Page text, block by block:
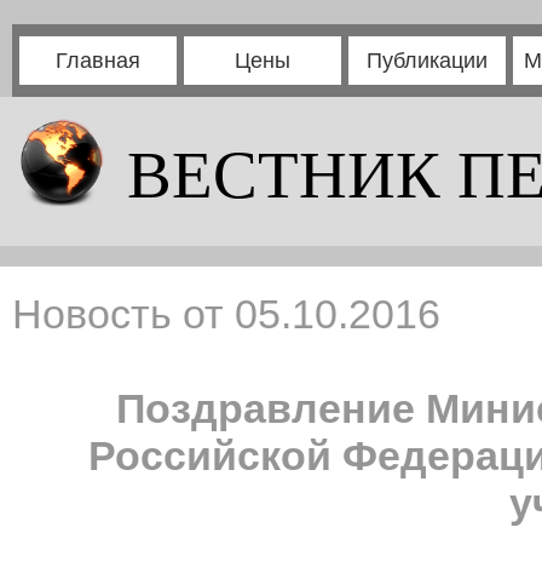
Главная Цены Публикации
ВЕСТНИК
Новость от 05.10.2016
Поздравление
Российской